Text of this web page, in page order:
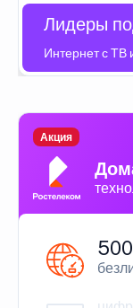
Лидеры
Интернет с ТВ
Акция
500